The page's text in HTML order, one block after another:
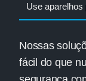
Use aparelhos
Nossas
fácil do que